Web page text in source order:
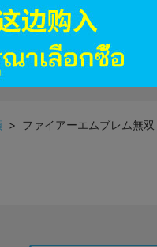
2022
アクリ
ント
> ファイアーエムブレム無